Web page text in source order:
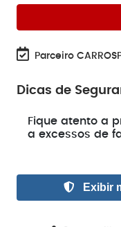
Parceiro
Dicas de
Fique atento a
a excessos de
Exibir